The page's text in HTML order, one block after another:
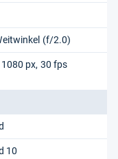
(f/2.0)
px, 30 fps
10